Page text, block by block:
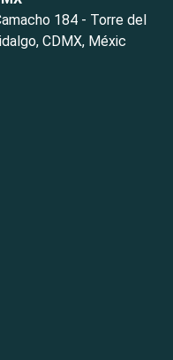
184 - Torre del
CDMX, Méxic